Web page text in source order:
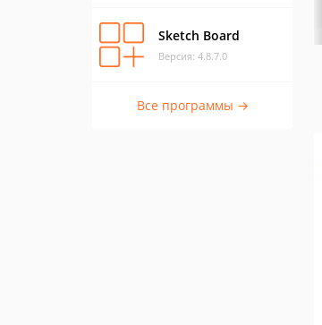
Sketch Board
Версия: 4.8.7.0
Все программы →